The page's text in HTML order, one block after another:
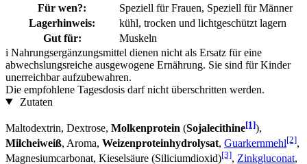
Für wen?:
Speziell für Frauen, Speziell für Männer
Lagerhinweis:
kühl, trocken und lichtgeschützt lagern
Gut für:
Muskeln
i Nahrungsergänzungsmittel dienen nicht als Ersatz für eine
abwechslungsreiche ausgewogene Ernährung. Sie sind für Kinder
unerreichbar aufzubewahren.
Die empfohlene Tagesdosis darf nicht überschritten werden.
Zutaten
Maltodextrin, Dextrose, Molkenprotein (Sojalecithine[1]),
Milcheiweiß, Aroma, Weizenproteinhydrolysat, Guarkernmehl[2],
Magnesiumcarbonat, Kieselsäure (Siliciumdioxid)[3], Zinkgluconat,